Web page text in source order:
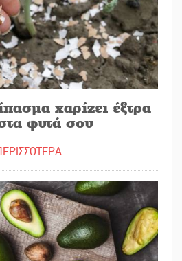
χαρίζει έξτρα
φυτά σου